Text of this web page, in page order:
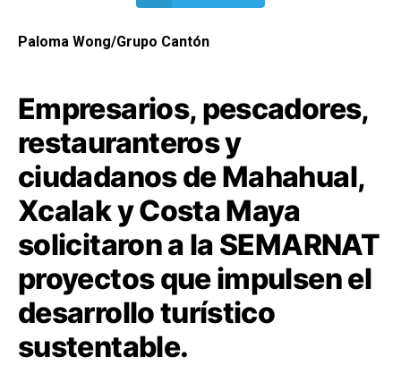
Paloma Wong/Grupo Cantón
Empresarios, pescadores,
restauranteros y
ciudadanos de Mahahual,
Xcalak y Costa Maya
solicitaron a la SEMARNAT
proyectos que impulsen el
desarrollo turístico
sustentable.